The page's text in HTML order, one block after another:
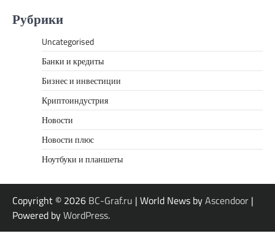
Рубрики
Uncategorised
Банки и кредиты
Бизнес и инвестиции
Криптоиндустрия
Новости
Новости плюс
Ноутбуки и планшеты
Copyright © 2026 BC-Graf.ru | World News byAscendoor |
Powered byWordPress.